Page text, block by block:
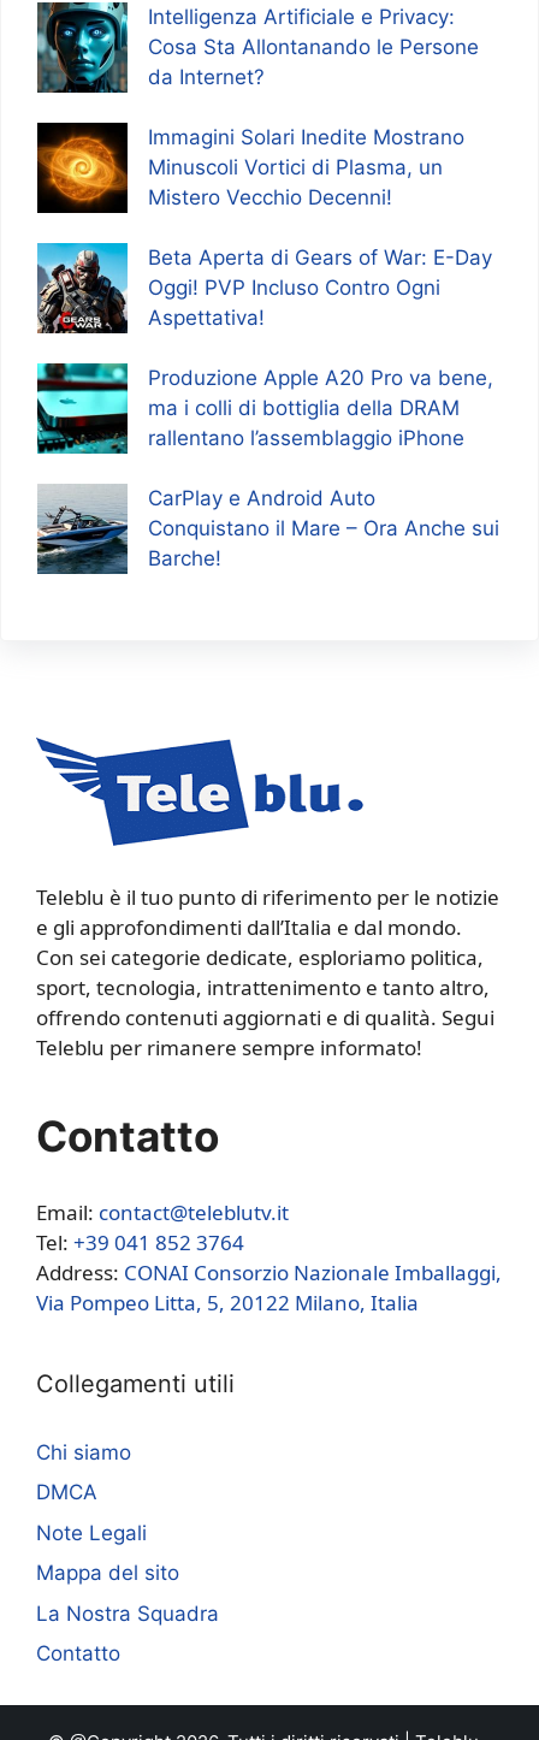
Intelligenza Artificiale e Privacy:
Cosa Sta Allontanando le Persone
da Internet?
Immagini Solari Inedite Mostrano
Minuscoli Vortici di Plasma, un
Mistero Vecchio Decenni!
Beta Aperta di Gears of War: E-Day
Oggi! PVP Incluso Contro Ogni
Aspettativa!
Produzione Apple A20 Pro va bene,
ma i colli di bottiglia della DRAM
rallentano l’assemblaggio iPhone
CarPlay e Android Auto
Conquistano il Mare – Ora Anche sui
Barche!
Teleblu è il tuo punto di riferimento per le notizie
e gli approfondimenti dall’Italia e dal mondo.
Con sei categorie dedicate, esploriamo politica,
sport, tecnologia, intrattenimento e tanto altro,
offrendo contenuti aggiornati e di qualità. Segui
Teleblu per rimanere sempre informato!
Contatto
Email: contact@teleblutv.it
Tel: +39 041 852 3764
Address: CONAI Consorzio Nazionale Imballaggi,
Via Pompeo Litta, 5, 20122 Milano, Italia
Collegamenti utili
Chi siamo
DMCA
Note Legali
Mappa del sito
La Nostra Squadra
Contatto